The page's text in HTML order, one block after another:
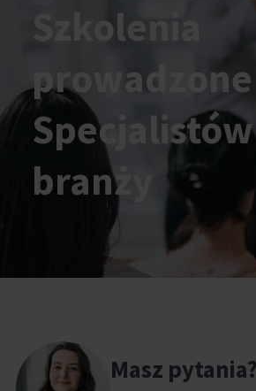
Szkolenia
branży
Masz pytania?